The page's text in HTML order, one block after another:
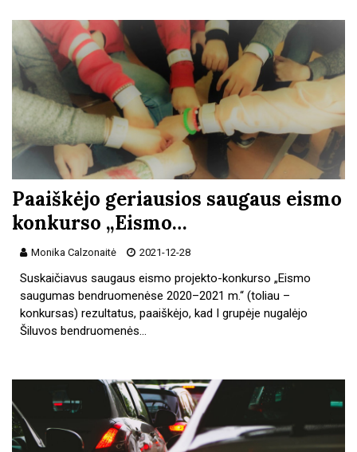
Paaiškėjo geriausios saugaus eismo
konkurso „Eismo…
Monika Calzonaitė 2021-12-28
Suskaičiavus saugaus eismo projekto-konkurso „Eismo
saugumas bendruomenėse 2020–2021 m.“ (toliau –
konkursas) rezultatus, paaiškėjo, kad I grupėje nugalėjo
Šiluvos bendruomenės…